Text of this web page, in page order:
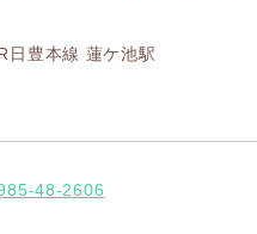
日豊本線 蓮ケ池駅
48-2606